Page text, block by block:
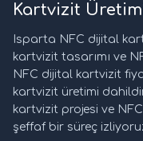
Kartvizit
Isparta NFC dijital
kartvizit tasarımı ve
NFC dijital kartvizit
kartvizit üretimi
kartvizit projesi ve
şeffaf bir süreç